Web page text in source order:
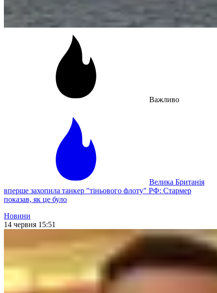
Важливо
Велика Британія
вперше захопила танкер "тіньового флоту" РФ: Стармер
показав, як це було
Новини
14 червня 15:51